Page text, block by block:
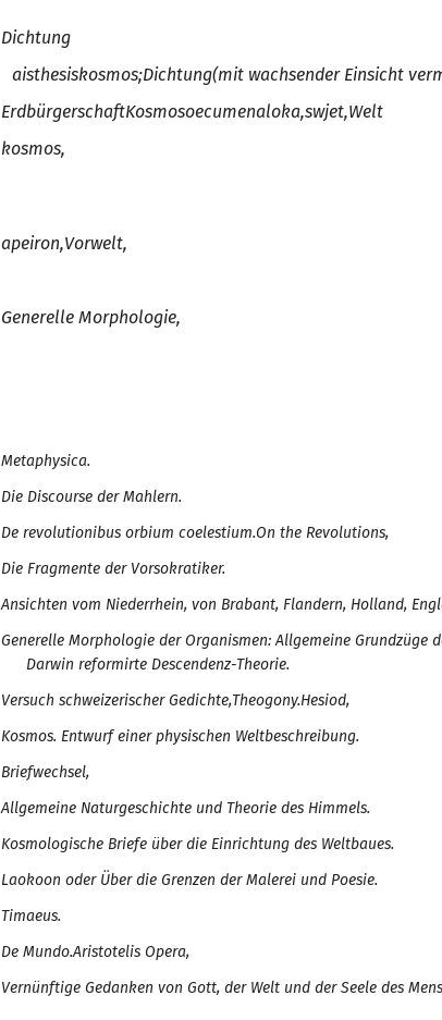
Dichtung
aisthesiskosmos;Dichtung(mit wachsender Einsicht
ErdbürgerschaftKosmosoecumenaloka,swjet,Welt
kosmos,
apeiron,Vorwelt,
Generelle Morphologie,
Metaphysica.
Die Discourse der Mahlern.
De revolutionibus orbium coelestium.On the Revolutions,
Die Fragmente der Vorsokratiker.
Ansichten vom Niederrhein, von Brabant, Flandern, Holland,
Generelle Morphologie der Organismen: Allgemeine Grundzüge
Darwin reformirte Descendenz-Theorie.
Versuch schweizerischer Gedichte,Theogony.Hesiod,
Kosmos. Entwurf einer physischen Weltbeschreibung.
Briefwechsel,
Allgemeine Naturgeschichte und Theorie des Himmels.
Kosmologische Briefe über die Einrichtung des Weltbaues.
Laokoon oder Über die Grenzen der Malerei und Poesie.
Timaeus.
De Mundo.Aristotelis Opera,
Vernünftige Gedanken von Gott, der Welt und der Seele des